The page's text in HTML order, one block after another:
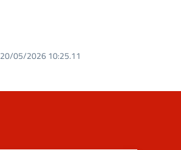
20/05/2026 10:25.11